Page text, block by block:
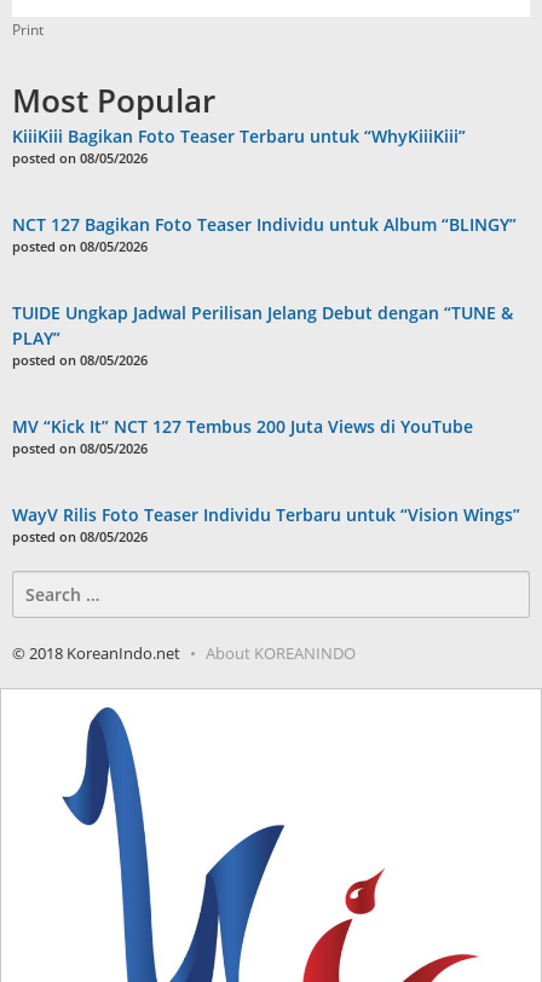
Print
Most Popular
KiiiKiii Bagikan Foto Teaser Terbaru untuk “WhyKiiiKiii”
posted on 08/05/2026
NCT 127 Bagikan Foto Teaser Individu untuk Album “BLINGY”
posted on 08/05/2026
TUIDE Ungkap Jadwal Perilisan Jelang Debut dengan “TUNE &
PLAY”
posted on 08/05/2026
MV “Kick It” NCT 127 Tembus 200 Juta Views di YouTube
posted on 08/05/2026
WayV Rilis Foto Teaser Individu Terbaru untuk “Vision Wings”
posted on 08/05/2026
for:
© 2018 KoreanIndo.net About KOREANINDO